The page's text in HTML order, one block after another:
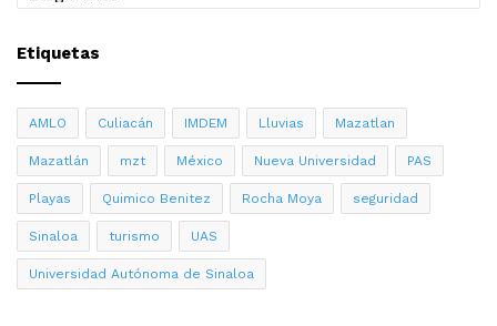
Etiquetas
AMLO Culiacán IMDEM Lluvias Mazatlan
Mazatlán mzt México Nueva Universidad PAS
Playas Quimico Benitez Rocha Moya seguridad
Sinaloa turismo UAS
Universidad Autónoma de Sinaloa